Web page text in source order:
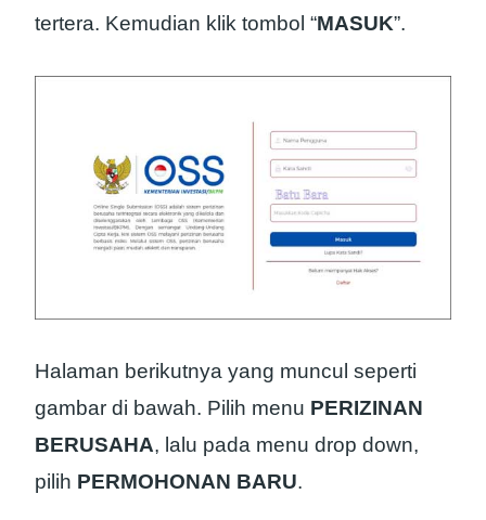
tertera. Kemudian klik tombol “MASUK”.
Halaman berikutnya yang muncul seperti
gambar di bawah. Pilih menu PERIZINAN
BERUSAHA, lalu pada menu drop down,
pilih PERMOHONAN BARU.